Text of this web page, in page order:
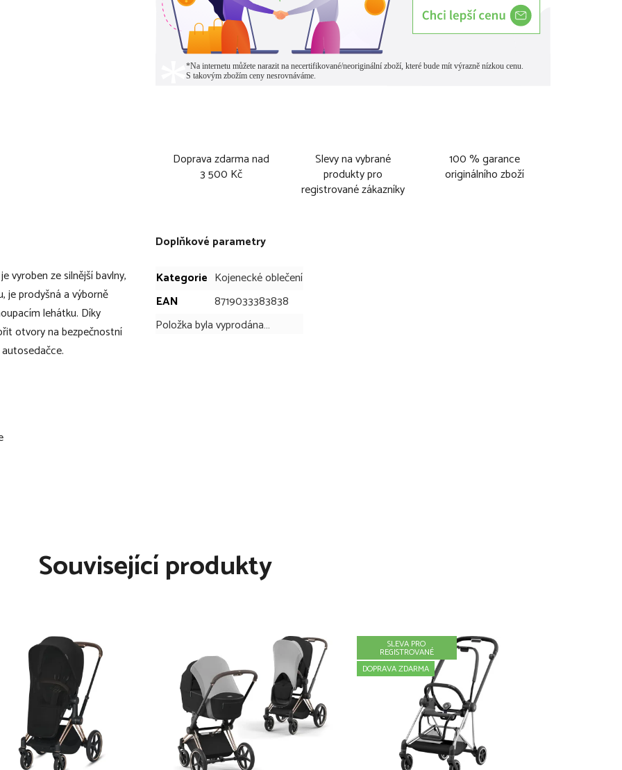
Doprava zdarma nad
3 500 Kč
Slevy na vybrané
produkty pro
registrované zákazníky
100 % garance
originálního zboží
vyroben ze silnější bavlny,
je prodyšná a výborně
lehátku. Díky
otvory na bezpečnostní
v teple
pocení
upozornění. Obrázky
(např. přikrývkou do
Doplňkové parametry
Kategorie Kojenecké oblečení
EAN
8719033383838
Položka byla vyprodána…
Související produkty
SLEVA PRO
REGISTROVANÉ
DOPRAVA ZDARMA